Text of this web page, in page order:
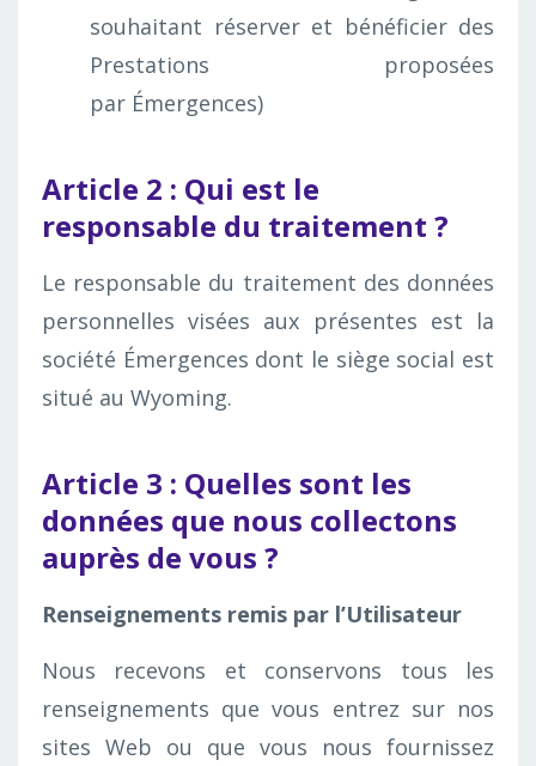
souhaitant réserver et bénéficier des
Prestations proposées
par Émergences)
Article 2 : Qui est le
responsable du traitement ?
Le responsable du traitement des données
personnelles visées aux présentes est la
société Émergences dont le siège social est
situé au Wyoming.
Article 3 : Quelles sont les
données que nous collectons
auprès de vous ?
Renseignements remis par l’Utilisateur
Nous recevons et conservons tous les
renseignements que vous entrez sur nos
sites Web ou que vous nous fournissez